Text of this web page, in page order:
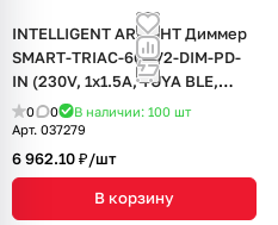
INTELLIGENT ARLIGHT Диммер
SMART-TRIAC-601-72-DIM-PD-
IN (230V, 1x1.5A, TUYA BLE,
2.4G) (IARL, IP20 Пластик, 5
лет)
0 0 В наличии: 100 шт
Арт. 037279
6 962.10 ₽/шт
В корзину